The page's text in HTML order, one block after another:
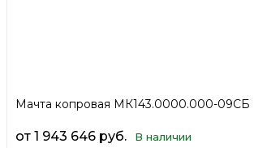
Мачта копровая МК143.0000.000-09СБ
от 1 943 646 руб. В наличии